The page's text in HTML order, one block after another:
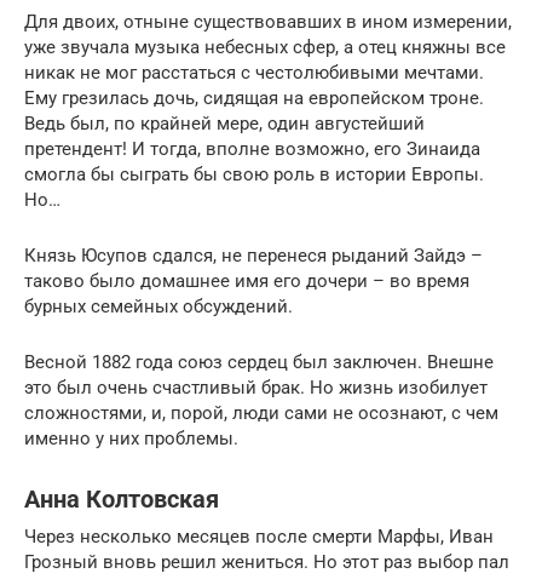
Для двоих, отныне существовавших в ином измерении,
уже звучала музыка небесных сфер, а отец княжны все
никак не мог расстаться с честолюбивыми мечтами.
Ему грезилась дочь, сидящая на европейском троне.
Ведь был, по крайней мере, один августейший
претендент! И тогда, вполне возможно, его Зинаида
смогла бы сыграть бы свою роль в истории Европы.
Но…
Князь Юсупов сдался, не перенеся рыданий Зайдэ –
таково было домашнее имя его дочери – во время
бурных семейных обсуждений.
Весной 1882 года союз сердец был заключен. Внешне
это был очень счастливый брак. Но жизнь изобилует
сложностями, и, порой, люди сами не осознают, с чем
именно у них проблемы.
Анна Колтовская
Через несколько месяцев после смерти Марфы, Иван
Грозный вновь решил жениться. Но этот раз выбор пал